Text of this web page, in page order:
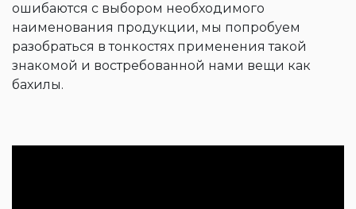
ошибаются с выбором необходимого
наименования продукции, мы попробуем
разобраться в тонкостях применения такой
знакомой и востребованной нами вещи как
бахилы.